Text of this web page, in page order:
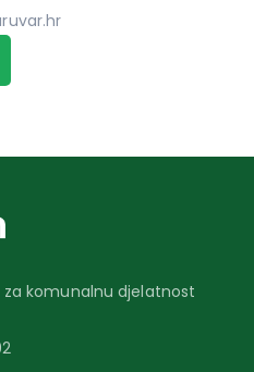
za komunalnu djelatnost